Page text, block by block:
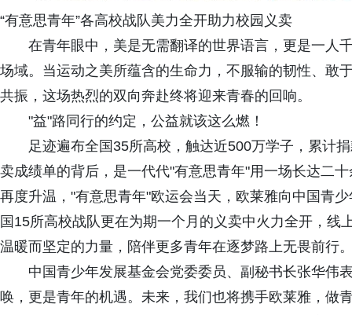
“有意思青年”各高校战队美力全开助力校园义卖
在青年眼中，美是无需翻译的世界语言，更是一人
场域。当运动之美所蕴含的生命力，不服输的韧性、敢
共振，这场热烈的双向奔赴终将迎来青春的回响。
"益"路同行的约定，公益就该这么燃！
足迹遍布全国35所高校，触达近500万学子，累计
卖成绩单的背后，是一代代"有意思青年"用一场长达二
再度升温，"有意思青年"欧运会当天，欧莱雅向中国青
国15所高校战队更在为期一个月的义卖中火力全开，
温暖而坚定的力量，陪伴更多青年在逐梦路上无畏前行
中国青少年发展基金会党委委员、副秘书长张华伟
唤，更是青年的机遇。未来，我们也将携手欧莱雅，做